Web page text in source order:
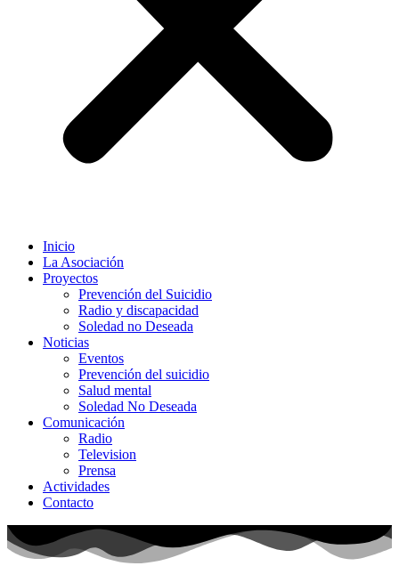
Inicio
La Asociación
Proyectos
Prevención del Suicidio
Radio y discapacidad
Soledad no Deseada
Noticias
Eventos
Prevención del suicidio
Salud mental
Soledad No Deseada
Comunicación
Radio
Television
Prensa
Actividades
Contacto